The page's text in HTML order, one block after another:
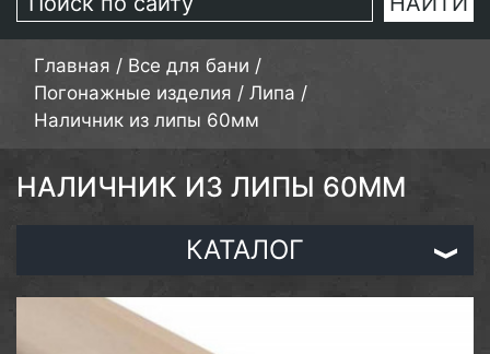
Главная / Все для бани /
Погонажные изделия / Липа /
Наличник из липы 60мм
НАЛИЧНИК ИЗ ЛИПЫ 60ММ
КАТАЛОГ